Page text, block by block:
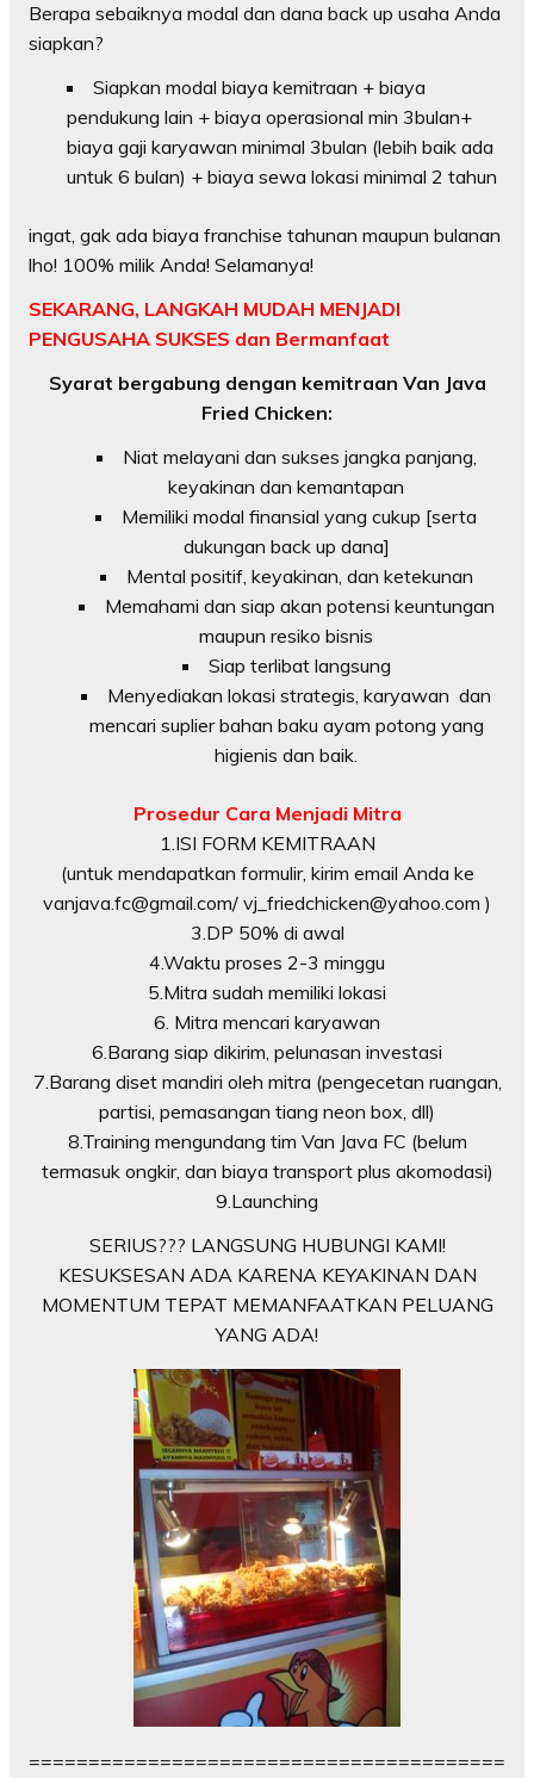
Berapa sebaiknya modal dan dana back up usaha Anda
siapkan?
Siapkan modal biaya kemitraan + biaya
pendukung lain + biaya operasional min 3bulan+
biaya gaji karyawan minimal 3bulan (lebih baik ada
untuk 6 bulan) + biaya sewa lokasi minimal 2 tahun
ingat, gak ada biaya franchise tahunan maupun bulanan
lho! 100% milik Anda! Selamanya!
SEKARANG, LANGKAH MUDAH MENJADI
PENGUSAHA SUKSES dan Bermanfaat
Syarat bergabung dengan kemitraan Van Java
Fried Chicken:
Niat melayani dan sukses jangka panjang,
keyakinan dan kemantapan
Memiliki modal finansial yang cukup [serta
dukungan back up dana]
Mental positif, keyakinan, dan ketekunan
Memahami dan siap akan potensi keuntungan
maupun resiko bisnis
Siap terlibat langsung
Menyediakan lokasi strategis, karyawan dan
mencari suplier bahan baku ayam potong yang
higienis dan baik.
Prosedur Cara Menjadi Mitra
1.ISI FORM KEMITRAAN
(untuk mendapatkan formulir, kirim email Anda ke
vanjava.fc@gmail.com/ vj_friedchicken@yahoo.com )
3.DP 50% di awal
4.Waktu proses 2-3 minggu
5.Mitra sudah memiliki lokasi
6. Mitra mencari karyawan
6.Barang siap dikirim, pelunasan investasi
7.Barang diset mandiri oleh mitra (pengecetan ruangan,
partisi, pemasangan tiang neon box, dll)
8.Training mengundang tim Van Java FC (belum
termasuk ongkir, dan biaya transport plus akomodasi)
9.Launching
SERIUS??? LANGSUNG HUBUNGI KAMI!
KESUKSESAN ADA KARENA KEYAKINAN DAN
MOMENTUM TEPAT MEMANFAATKAN PELUANG
YANG ADA!
========================================